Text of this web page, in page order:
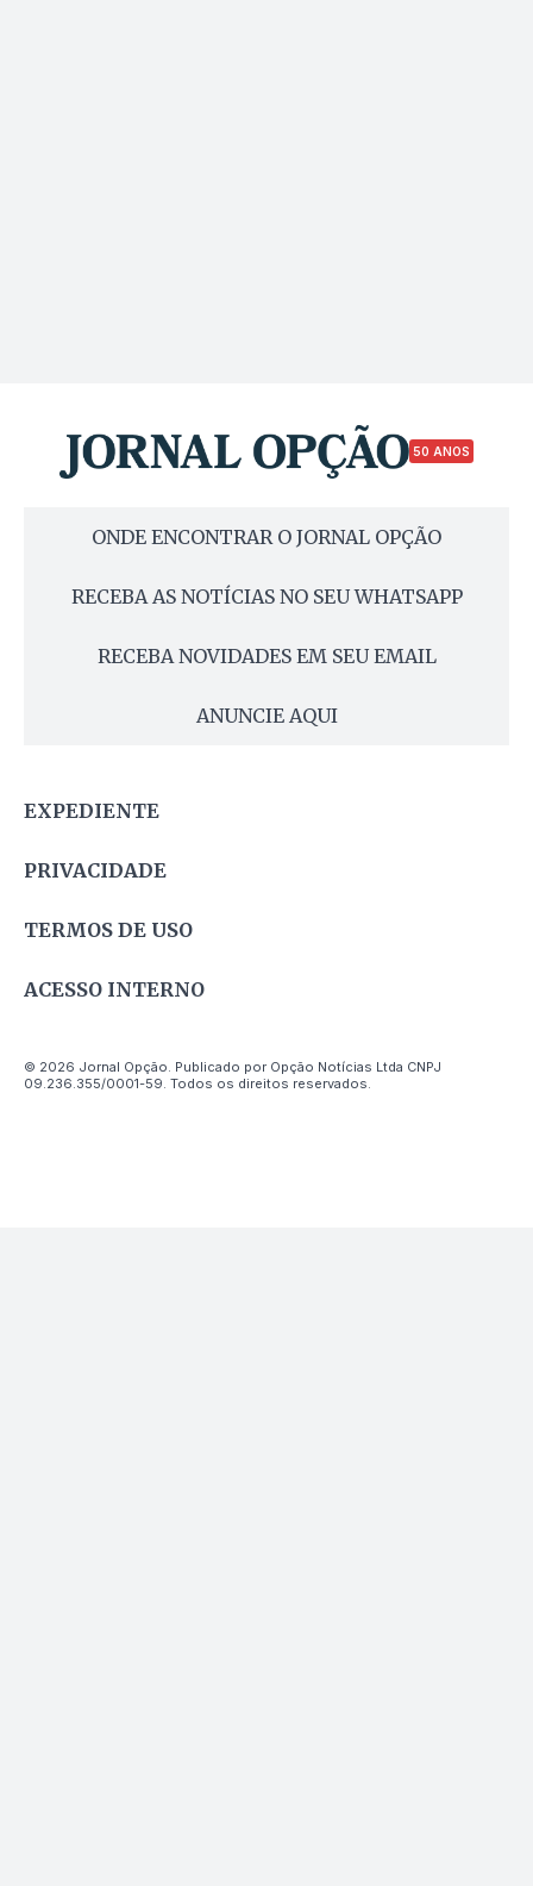
50 ANOS
ONDE ENCONTRAR O JORNAL OPÇÃO
RECEBA AS NOTÍCIAS NO SEU WHATSAPP
RECEBA NOVIDADES EM SEU EMAIL
ANUNCIE AQUI
EXPEDIENTE
PRIVACIDADE
TERMOS DE USO
ACESSO INTERNO
© 2026 Jornal Opção. Publicado por Opção Notícias Ltda CNPJ
09.236.355/0001-59. Todos os direitos reservados.